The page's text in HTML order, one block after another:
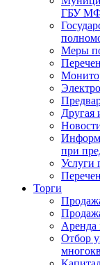
ГБУ
Меры
Другая
при
Услуги
Торги
Аренда
Отбор